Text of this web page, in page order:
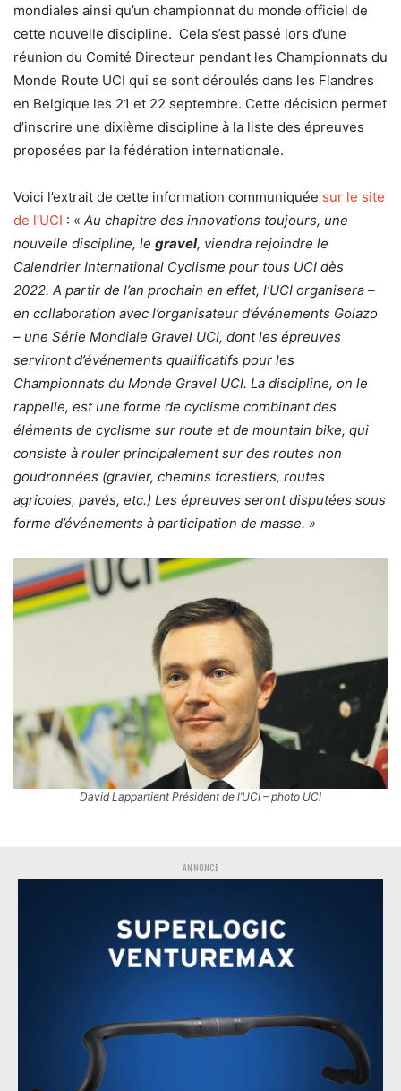
mondiales ainsi qu’un championnat du monde officiel de
cette nouvelle discipline. Cela s’est passé lors d’une
réunion du Comité Directeur pendant les Championnats du
Monde Route UCI qui se sont déroulés dans les Flandres
en Belgique les 21 et 22 septembre. Cette décision permet
d’inscrire une dixième discipline à la liste des épreuves
proposées par la fédération internationale.
Voici l’extrait de cette information communiquée sur le site
de l’UCI : « Au chapitre des innovations toujours, une
nouvelle discipline, le gravel, viendra rejoindre le
Calendrier International Cyclisme pour tous UCI dès
2022. A partir de l’an prochain en effet, l’UCI organisera –
en collaboration avec l’organisateur d’événements Golazo
– une Série Mondiale Gravel UCI, dont les épreuves
serviront d’événements qualificatifs pour les
Championnats du Monde Gravel UCI. La discipline, on le
rappelle, est une forme de cyclisme combinant des
éléments de cyclisme sur route et de mountain bike, qui
consiste à rouler principalement sur des routes non
goudronnées (gravier, chemins forestiers, routes
agricoles, pavés, etc.) Les épreuves seront disputées sous
forme d’événements à participation de masse. »
David Lappartient Président de l’UCI – photo UCI
ANNONCE